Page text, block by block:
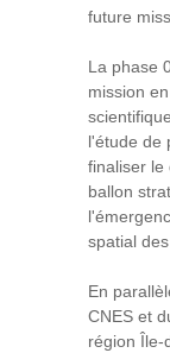
future
La phase
mission
l'étude de
finaliser le
ballon
spatial
En
CNES et
région Île-